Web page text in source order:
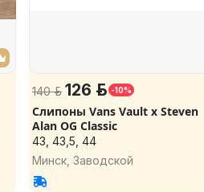
140 р. 126 р. -10%
Слипоны Vans Vault x Steven
Alan OG Classic
43, 43,5, 44
Минск, Заводской